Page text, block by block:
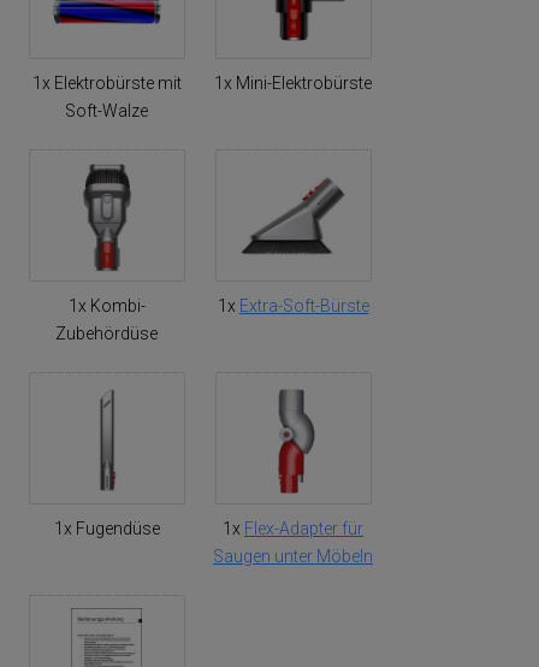
1x Elektrobürste mit
Soft-Walze
1x Mini-Elektrobürste
1x Kombi-
Zubehördüse
1x Extra-Soft-Bürste
1x Fugendüse 1x Flex-Adapter für
Saugen unter Möbeln